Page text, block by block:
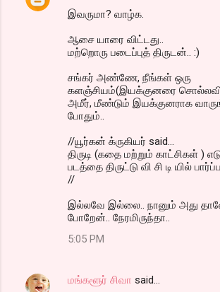
இவருமா? வாழ்க.
ஆசை யாரை விட்டது..
மற்றொரு படைப்புத் திருடன்.. :)
சங்கர் அண்ணே, நீங்கள் ஒரு
களஞ்சியம்(இயக்குனரை
அமீர், மீண்டும் இயக்குனராக
போதும்..
//யூர்கன் க்ருகியர் said...
திருடி (கதை மற்றும் காட்சிகள் )
படத்தை திருட்டு வி சி டி யில்
//
இல்லவே இல்லை.. நானும் அது
போறேன்.. நேரமிருந்தா..
5:05 PM
மங்களூர் சிவா said…